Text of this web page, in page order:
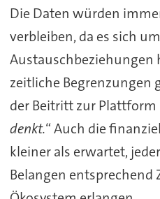
Die Daten würden
verbleiben, da es sich
Austauschbeziehungen
zeitliche Begrenzungen
der Beitritt zur Plattform
denkt.“ Auch die
kleiner als erwartet,
Belangen entsprechend